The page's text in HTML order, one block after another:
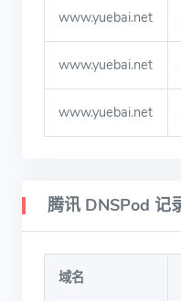
www.yuebai.net
www.yuebai.net
www.yuebai.net
腾讯 DNSPod 记
域名